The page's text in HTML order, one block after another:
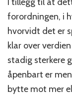
forordningen, i
hvorvidt det er
klar over
stadig sterkere
åpenbart er
bytte mot mer